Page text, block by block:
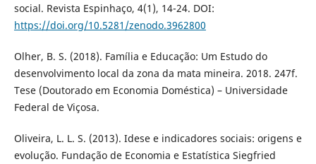
social. Revista Espinhaço, 4(1), 14-24. DOI:
https://doi.org/10.5281/zenodo.3962800
Olher, B. S. (2018). Família e Educação: Um Estudo do
desenvolvimento local da zona da mata mineira. 2018. 247f.
Tese (Doutorado em Economia Doméstica) – Universidade
Federal de Viçosa.
Oliveira, L. L. S. (2013). Idese e indicadores sociais: origens e
evolução. Fundação de Economia e Estatística Siegfried